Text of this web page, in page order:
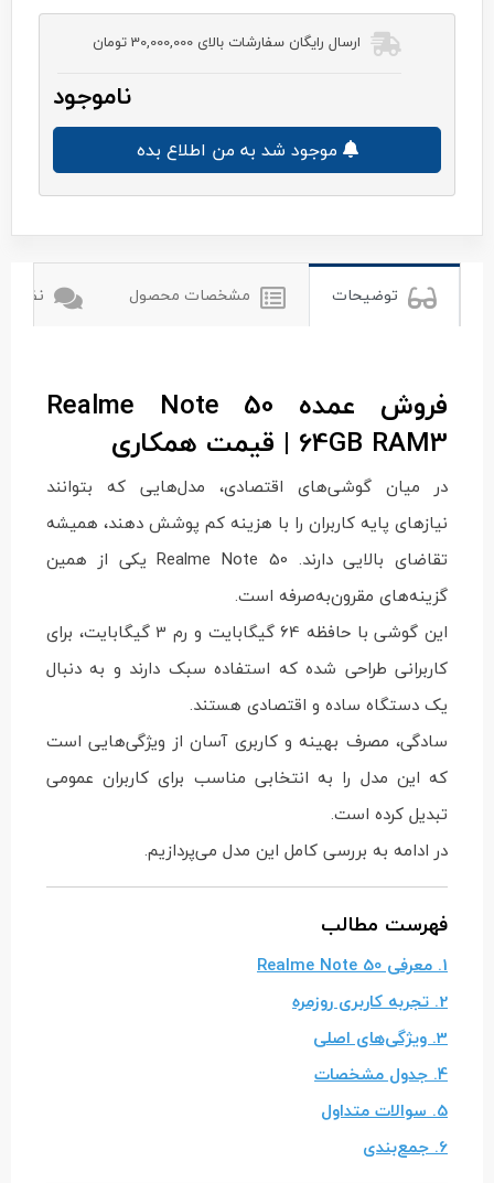
ارسال رایگان سفارشات بالای 30,000,000 تومان
ناموجود
توضیحات مشخصات محصول نظرات
فروش عمده Realme Note 50
64GB RAM3 | قیمت همکاری
در میان گوشی‌های اقتصادی، مدل‌هایی که بتوانند
نیازهای پایه کاربران را با هزینه کم پوشش دهند، همیشه
تقاضای بالایی دارند. Realme Note 50 یکی از همین
گزینه‌های مقرون‌به‌صرفه است.
این گوشی با حافظه 64 گیگابایت و رم 3 گیگابایت، برای
کاربرانی طراحی شده که استفاده سبک دارند و به دنبال
یک دستگاه ساده و اقتصادی هستند.
سادگی، مصرف بهینه و کاربری آسان از ویژگی‌هایی است
که این مدل را به انتخابی مناسب برای کاربران عمومی
تبدیل کرده است.
در ادامه به بررسی کامل این مدل می‌پردازیم.
فهرست مطالب
1. معرفی Realme Note 50
2. تجربه کاربری روزمره
3. ویژگی‌های اصلی
4. جدول مشخصات
5. سوالات متداول
6. جمع‌بندی